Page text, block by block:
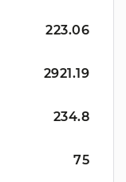
223.06
2921.19
234.8
75